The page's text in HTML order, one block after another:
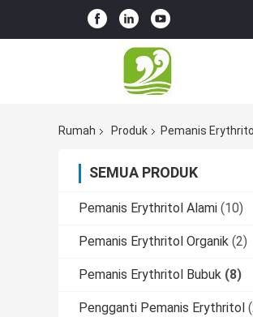
Rumah Produk Pemanis
SEMUA PRODUK
Pemanis Erythritol Alami (10)
Pemanis Erythritol Organik (2)
Pemanis Erythritol Bubuk (8)
Pengganti Pemanis Erythritol